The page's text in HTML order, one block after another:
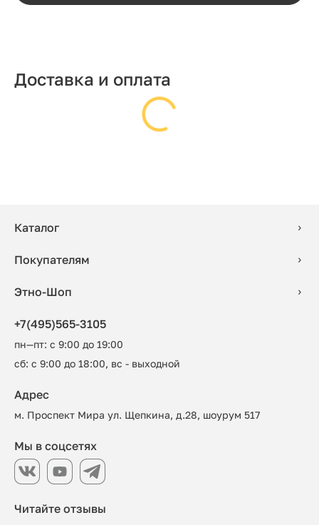
Доставка и оплата
Каталог
Покупателям
Этно-Шоп
+7(495)565-3105
пн—пт: с 9:00 до 19:00
сб: с 9:00 до 18:00, вс - выходной
Читайте отзывы
Адрес
м. Проспект Мира ул. Щепкина, д.28, шоурум 517
Мы в соцсетях